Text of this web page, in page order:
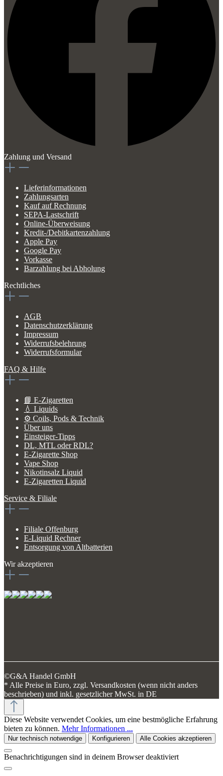
Zahlung und Versand
Lieferinformationen
Zahlungsarten
Kauf auf Rechnung
SEPA-Lastschrift
Online-Überweisung
Kredit-/Debitkartenzahlung
Apple Pay
Google Pay
Vorkasse
Barzahlung bei Abholung
Rechtliches
AGB
Datenschutzerklärung
Impressum
Widerrufsbelehrung
Widerrufsformular
FAQ & Hilfe
📘 E-Zigaretten
💧 Liquids
⚙️ Coils, Pods & Technik
Über uns
Einsteiger-Tipps
DL, MTL oder RDL?
E-Zigarette Shop
Vape Shop
Nikotinsalz Liquid
E-Zigaretten Liquid
Service & Filiale
Filiale Offenburg
E-Liquid Rechner
Entsorgung von Altbatterien
Wir akzeptieren
©G&A Handel GmbH
* Alle Preise in Euro, zzgl. Versandkosten (wenn nicht anders
beschrieben) und inkl. gesetzlicher MwSt. in DE
Diese Website verwendet Cookies, um eine bestmögliche Erfahrung
bieten zu können. Mehr Informationen ...
Nur technisch notwendige Konfigurieren Alle Cookies akzeptieren
Benachrichtigungen sind in deinem Browser deaktiviert